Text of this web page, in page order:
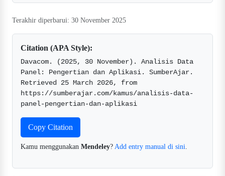
Terakhir diperbarui: 30 November 2025
Citation (APA Style):
Davacom. (2025, 30 November). Analisis Data
Panel: Pengertian dan Aplikasi. SumberAjar.
Retrieved 25 March 2026, from
https://sumberajar.com/kamus/analisis-data-
panel-pengertian-dan-aplikasi
Copy Citation
Kamu menggunakan Mendeley? Add entry manual di sini.